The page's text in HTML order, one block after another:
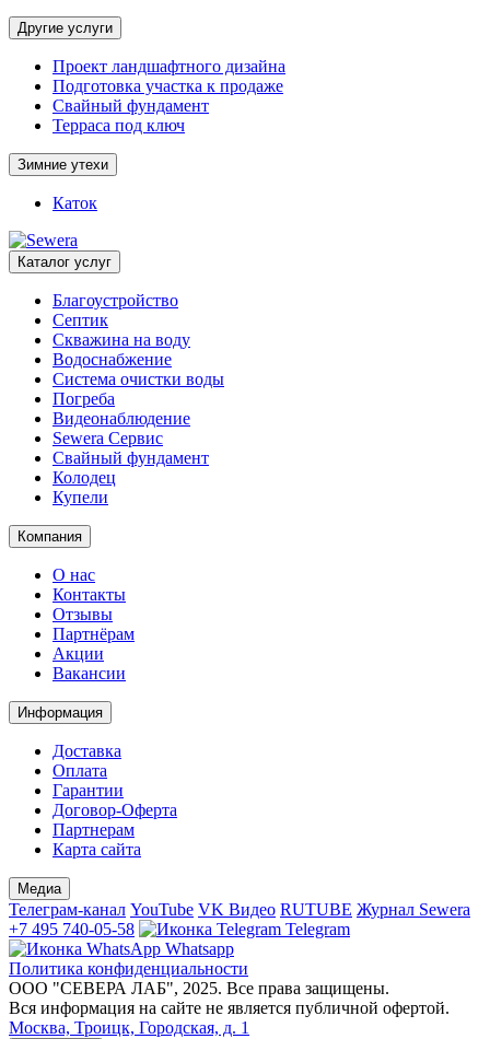
Другие услуги
Проект ландшафтного дизайна
Подготовка участка к продаже
Свайный фундамент
Терраса под ключ
Зимние утехи
Каток
Каталог услуг
Благоустройство
Септик
Скважина на воду
Водоснабжение
Система очистки воды
Погреба
Видеонаблюдение
Sewera Сервис
Свайный фундамент
Колодец
Купели
Компания
О нас
Контакты
Отзывы
Партнёрам
Акции
Вакансии
Информация
Доставка
Оплата
Гарантии
Договор-Оферта
Партнерам
Карта сайта
Медиа
Телеграм-канал YouTube VK Видео RUTUBE Журнал Sewera
+7 495 740-05-58
Telegram
Whatsapp
Политика конфиденциальности
ООО "СЕВЕРА ЛАБ", 2025. Все права защищены.
Вся информация на сайте не является публичной офертой.
Москва, Троицк, Городская, д. 1